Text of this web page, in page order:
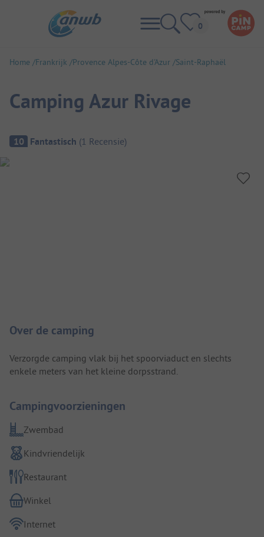
Home Frankrijk Provence Alpes-Côte d'Azur Saint-Raphaël
Camping Azur Rivage
Camping overzicht
10 Fantastisch (1 Recensie)
Over de camping
Verzorgde camping vlak bij het spoorviaduct en slechts
enkele meters van het kleine dorpsstrand.
Campingvoorzieningen
Zwembad
Kindvriendelijk
Restaurant
Winkel
Internet